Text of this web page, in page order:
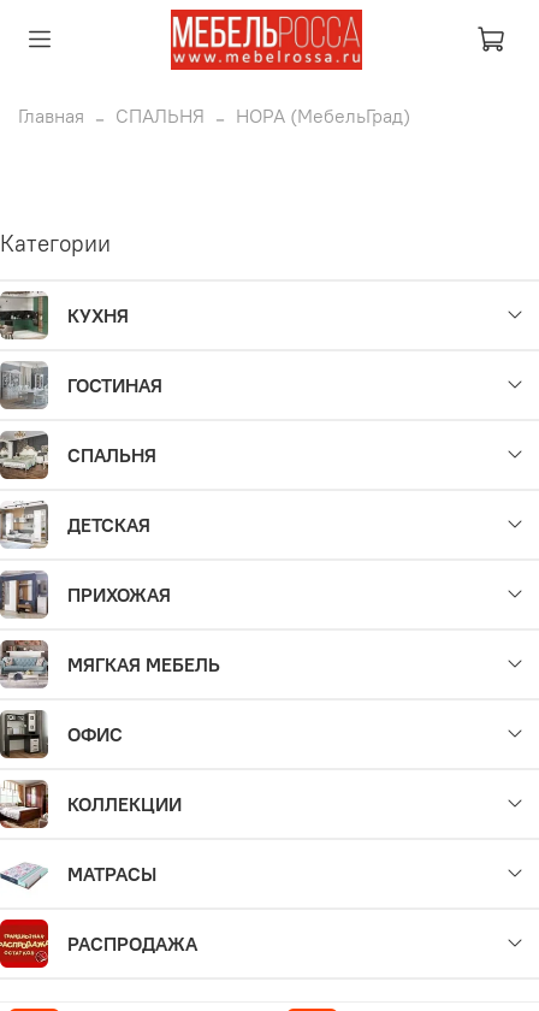
Главная СПАЛЬНЯ НОРА (МебельГрад)
Категории
КУХНЯ
ГОСТИНАЯ
СПАЛЬНЯ
ДЕТСКАЯ
ПРИХОЖАЯ
МЯГКАЯ МЕБЕЛЬ
ОФИС
КОЛЛЕКЦИИ
МАТРАСЫ
РАСПРОДАЖА